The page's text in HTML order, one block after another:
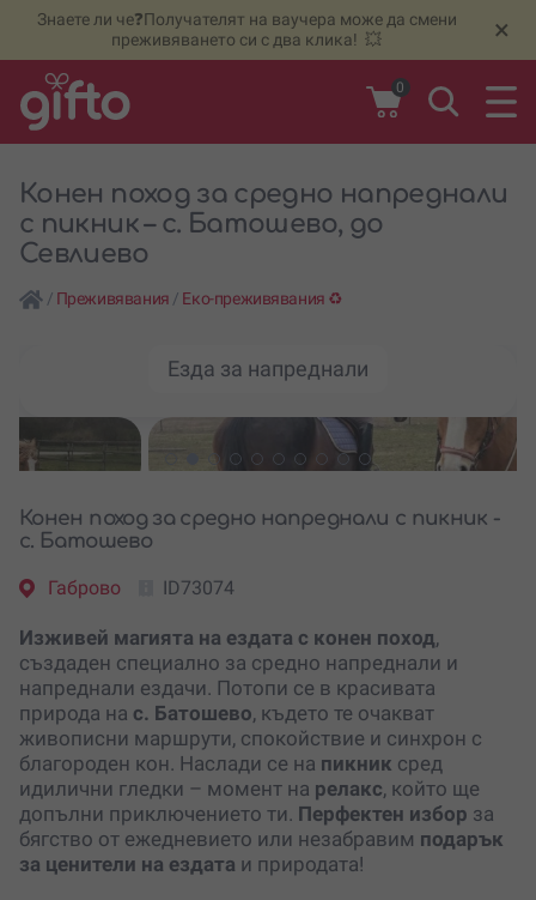
Знаете ли че❓Получателят на ваучера може да смени
преживяването си с два клика! 💥
×
0
Конен поход за средно напреднали
с пикник – с. Батошево, до
Севлиево
/ Преживявания / Еко-преживявания ♻️
Езда за напреднали
Конен поход за средно напреднали с пикник -
с. Батошево
Габрово ID73074
Изживей магията на ездата с конен поход,
създаден специално за средно напреднали и
напреднали ездачи. Потопи се в красивата
природа на с. Батошево, където те очакват
живописни маршрути, спокойствие и синхрон с
благороден кон. Наслади се на пикник сред
идилични гледки – момент на релакс, който ще
допълни приключението ти. Перфектен избор за
бягство от ежедневието или незабравим подарък
за ценители на ездата и природата!